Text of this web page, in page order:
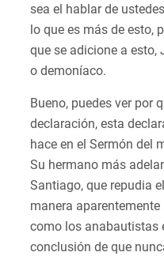
sea el hablar de
lo que es más de esto,
que se adicione a esto,
o demoníaco.
Bueno, puedes ver por
declaración, esta
hace en el Sermón del
Su hermano más
Santiago, que repudia
manera
como los anabautistas
conclusión de que